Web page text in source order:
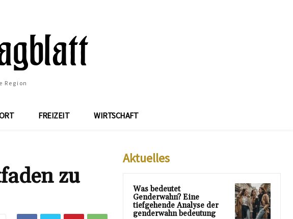
Region
FREIZEIT WIRTSCHAFT
zu
Aktuelles
Was bedeutet
Genderwahn? Eine
tiefgehende Analyse der
genderwahn bedeutung